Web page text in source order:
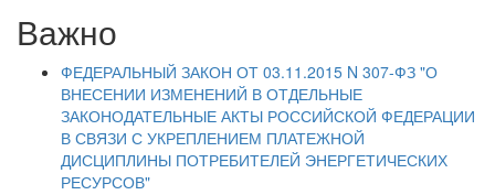
Важно
ФЕДЕРАЛЬНЫЙ ЗАКОН ОТ 03.11.2015 N 307-ФЗ "О
ВНЕСЕНИИ ИЗМЕНЕНИЙ В ОТДЕЛЬНЫЕ
ЗАКОНОДАТЕЛЬНЫЕ АКТЫ РОССИЙСКОЙ ФЕДЕРАЦИИ
В СВЯЗИ С УКРЕПЛЕНИЕМ ПЛАТЕЖНОЙ
ДИСЦИПЛИНЫ ПОТРЕБИТЕЛЕЙ ЭНЕРГЕТИЧЕСКИХ
РЕСУРСОВ"